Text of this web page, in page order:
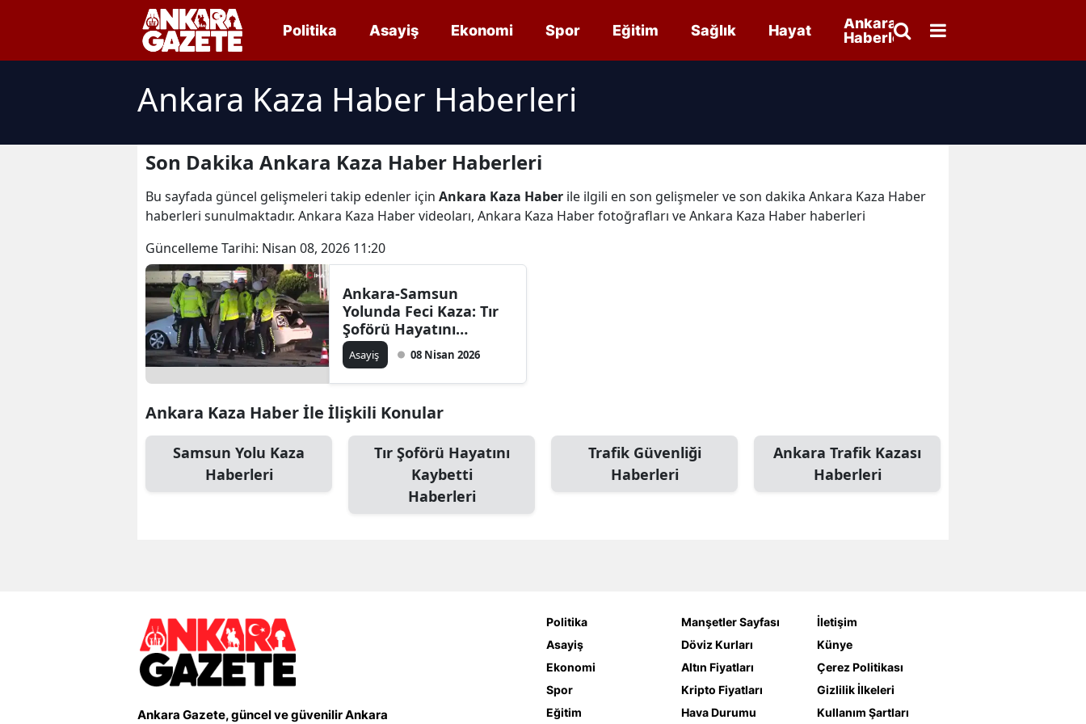
Politika Asayiş Ekonomi Spor Eğitim Sağlık Hayat
Ankara
Haberleri
Ankara Kaza Haber Haberleri
Son Dakika Ankara Kaza Haber Haberleri
Bu sayfada güncel gelişmeleri takip edenler için Ankara Kaza Haber ile ilgili en son gelişmeler ve son dakika Ankara Kaza Haber
haberleri sunulmaktadır. Ankara Kaza Haber videoları, Ankara Kaza Haber fotoğrafları ve Ankara Kaza Haber haberleri
Güncelleme Tarihi: Nisan 08, 2026 11:20
Ankara-Samsun
Yolunda Feci Kaza: Tır
Şoförü Hayatını
Kaybetti
Asayiş 08 Nisan 2026
Ankara Kaza Haber İle İlişkili Konular
Samsun Yolu Kaza
Haberleri
Tır Şoförü Hayatını
Kaybetti
Haberleri
Trafik Güvenliği
Haberleri
Ankara Trafik Kazası
Haberleri
Ankara Gazete, güncel ve güvenilir Ankara
Politika
Asayiş
Ekonomi
Spor
Eğitim
Manşetler Sayfası
Döviz Kurları
Altın Fiyatları
Kripto Fiyatları
Hava Durumu
İletişim
Künye
Çerez Politikası
Gizlilik İlkeleri
Kullanım Şartları